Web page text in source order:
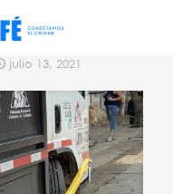
julio 13, 2021